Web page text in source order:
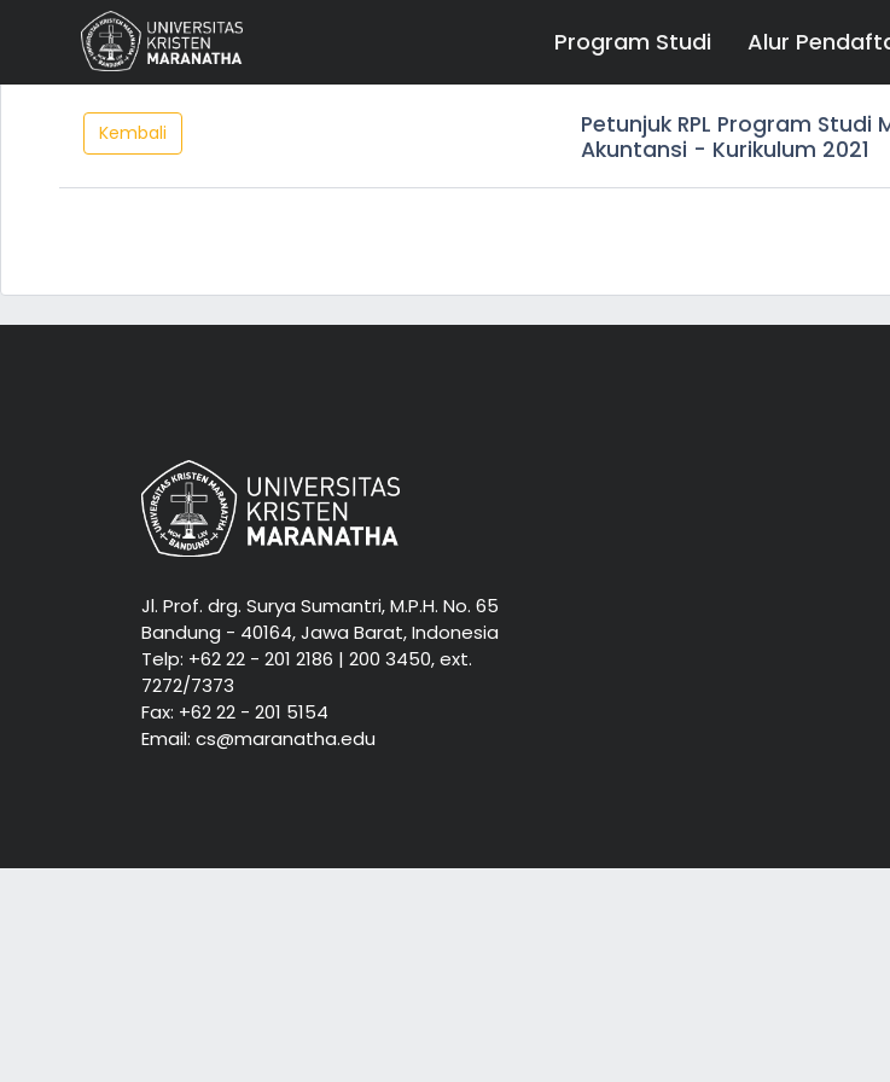
Program Studi Alur
Kembali
Petunjuk RPL Program Studi
Akuntansi - Kurikulum 2021
Jl. Prof. drg. Surya Sumantri, M.P.H. No. 65
Bandung - 40164, Jawa Barat, Indonesia
Telp: +62 22 - 201 2186 | 200 3450, ext.
7272/7373
Fax: +62 22 - 201 5154
Email: cs@maranatha.edu